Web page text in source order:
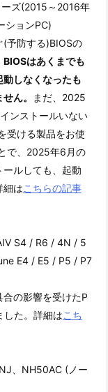
ーズ(2015～2016年
ションPC)
予防する)BIOSの
BIOSはあくまでも
しなくなったも
ん。
まだ、2025
ンストールいない
受ける製品をお使
で、2025年6月の
ルしても、起動
細はこちらの記事
S4 / R6 / 4N / 5
E4 / E5 / P5 / P7
の影響を受けたP
した。詳細はこち
、NH50AC (ノー